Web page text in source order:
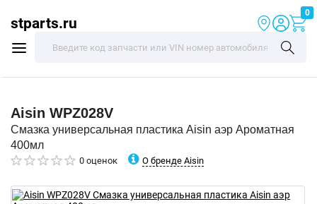
stparts.ru
0
Aisin WPZ028V
Смазка универсальная пластика Aisin аэр Ароматная
400мл
0 оценок О бренде Aisin